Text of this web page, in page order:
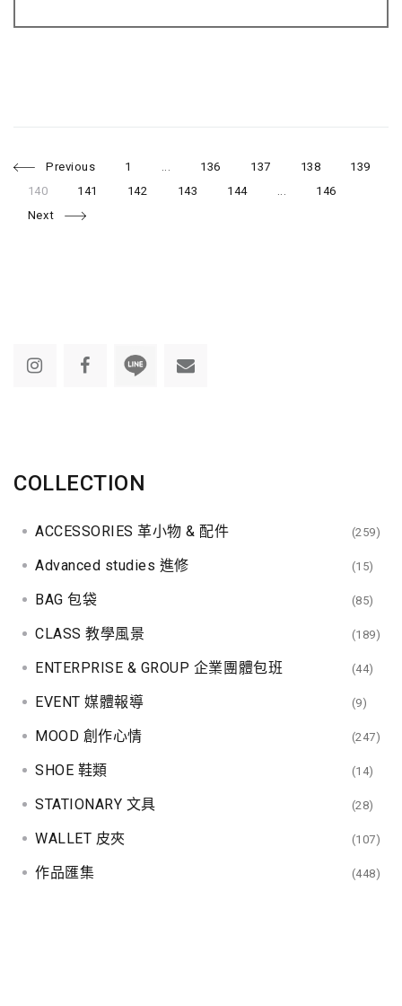
P
n
i
g
a
n
Previous
P
a
e
1 ...
P
a
136
P
a
137
P
a
138
P
a
139
P
a
e
140
P
a
e
141
P
a
142
P
a
143
P
a
144 ...
P
a
146
Next
COLLECTION
ACCESSORIES 革小物 & 配件 (259)
Advanced studies 進修 (15)
BAG 包袋 (85)
CLASS 教學風景 (189)
ENTERPRISE & GROUP 企業團體包班 (44)
EVENT 媒體報導 (9)
MOOD 創作心情 (247)
SHOE 鞋類 (14)
STATIONARY 文具 (28)
WALLET 皮夾 (107)
作品匯集 (448)